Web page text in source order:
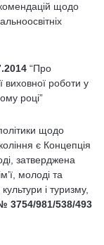
щодо
“Про
виховної роботи у
році”
щодо
є Концепція
затверджена
молоді та
і туризму,
3754/981/538/493